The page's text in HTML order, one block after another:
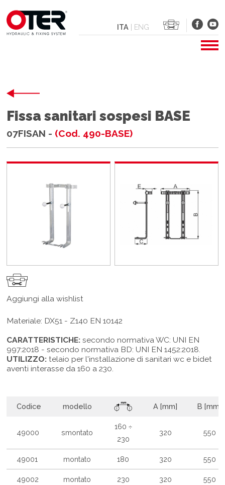
ITA | ENG
Fissa sanitari sospesi BASE
07FISAN - (Cod. 490-BASE)
Aggiungi alla wishlist
Materiale: DX51 - Z140 EN 10142
CARATTERISTICHE: secondo normativa WC: UNI EN
997:2018 - secondo normativa BD: UNI EN 1452:2018.
UTILIZZO: telaio per l'installazione di sanitari wc e bidet
aventi interasse da 160 a 230.
Codice modello A [mm] B [mm]
49000 smontato
160 ÷
230
320 550
49001 montato 180 320 550
49002 montato 230 320 550